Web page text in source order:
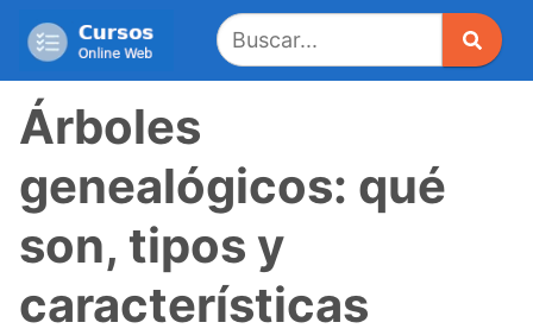
Árboles
genealógicos: qué
son, tipos y
características